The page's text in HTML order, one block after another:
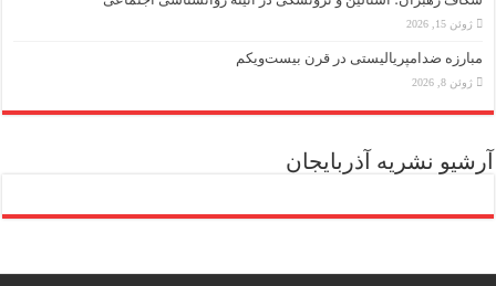
ژوئن 15, 2026
مبارزه ضد‌امپریالیستی در قرن بیست‌ویکم
ژوئن 8, 2026
آرشیو نشریه آذربایجان